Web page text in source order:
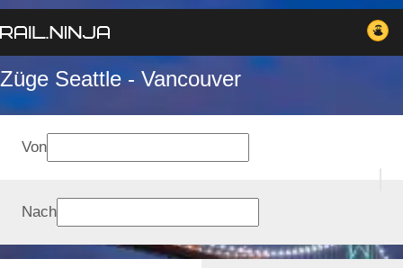
Züge Seattle - Vancouver
Von
Nach